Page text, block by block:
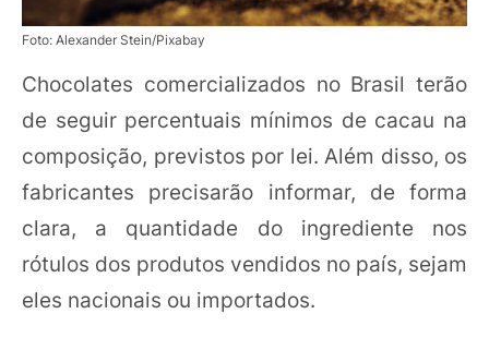
Foto: Alexander Stein/Pixabay
Chocolates comercializados no Brasil terão
de seguir percentuais mínimos de cacau na
composição, previstos por lei. Além disso, os
fabricantes precisarão informar, de forma
clara, a quantidade do ingrediente nos
rótulos dos produtos vendidos no país, sejam
eles nacionais ou importados.